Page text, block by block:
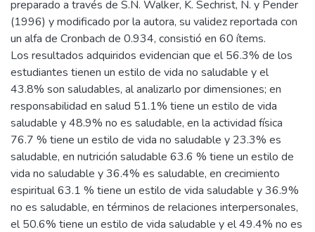
preparado a través de S.N. Walker, K. Sechrist, N. y Pender
(1996) y modificado por la autora, su validez reportada con
un alfa de Cronbach de 0.934, consistió en 60 ítems.
Los resultados adquiridos evidencian que el 56.3% de los
estudiantes tienen un estilo de vida no saludable y el
43.8% son saludables, al analizarlo por dimensiones; en
responsabilidad en salud 51.1% tiene un estilo de vida
saludable y 48.9% no es saludable, en la actividad física
76.7 % tiene un estilo de vida no saludable y 23.3% es
saludable, en nutrición saludable 63.6 % tiene un estilo de
vida no saludable y 36.4% es saludable, en crecimiento
espiritual 63.1 % tiene un estilo de vida saludable y 36.9%
no es saludable, en términos de relaciones interpersonales,
el 50.6% tiene un estilo de vida saludable y el 49.4% no es